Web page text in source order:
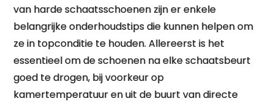
van harde schaatsschoenen zijn er enkele
belangrijke onderhoudstips die kunnen helpen om
ze in topconditie te houden. Allereerst is het
essentieel om de schoenen na elke schaatsbeurt
goed te drogen, bij voorkeur op
kamertemperatuur en uit de buurt van directe